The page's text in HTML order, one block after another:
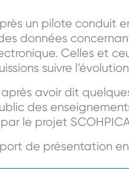
un pilote conduit
données
Celles et
suivre
avoir dit
des
le projet
de présentation